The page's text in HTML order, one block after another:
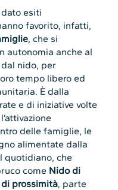
esiti
favorito, infatti,
, che si
autonomia anche al
nido, per
tempo libero ed
È dalla
e di iniziative volte
delle famiglie, le
alimentate dalla
quotidiano, che
come Nido di
prossimità, parte